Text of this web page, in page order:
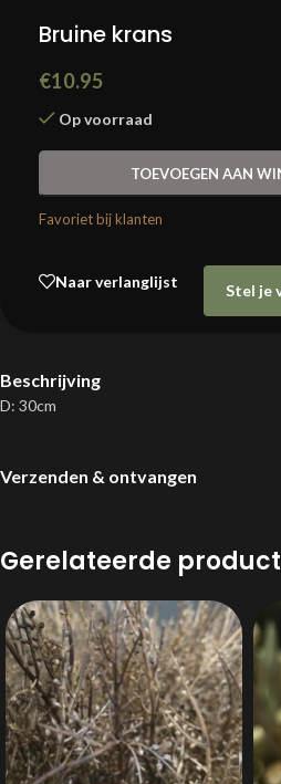
Bruine krans
€10.95
Op voorraad
TOEVOEGEN AAN
Favoriet bij klanten
Naar verlanglijst
Stel je
Beschrijving
D: 30cm
Verzenden & ontvangen
Gerelateerde